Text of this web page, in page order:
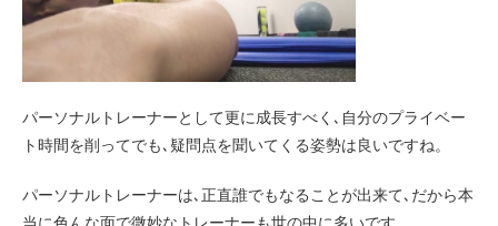
パーソナルトレーナーとして更に成長すべく､自分のプライベー
ト時間を削ってでも､疑問点を聞いてくる姿勢は良いですね。
パーソナルトレーナーは､正直誰でもなることが出来て､だから本
当に色んな面で微妙なトレーナーも世の中に多いです。